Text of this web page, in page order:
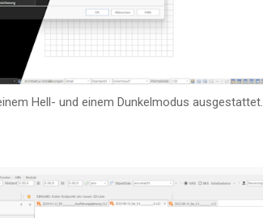
Hell- und einem Dun­kel­mo­dus aus­ge­stat­tet.